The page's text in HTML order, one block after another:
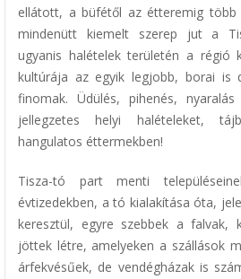
ellátott, a büfétől az étteremig
mindenütt kiemelt szerep jut a
ugyanis halételek területén a régió
kultúrája az egyik legjobb, borai is
finomak. Üdülés, pihenés,
jellegzetes helyi halételeket,
hangulatos éttermekben!
Tisza-tó part menti
évtizedekben, a tó kialakítása óta,
keresztül, egyre szebbek a falvak,
jöttek létre, amelyeken a szállások
árfekvésűek, de vendégházak is